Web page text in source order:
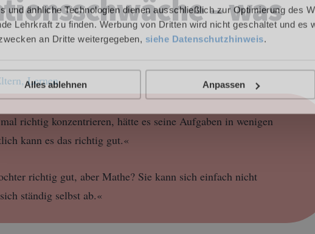
und änhliche Technologien dienen ausschließlich zur Optimierung des
Lehrkraft zu finden. Werbung von Dritten wird nicht geschaltet und es
an Dritte weitergegeben, siehe Datenschutzhinweis.
Alles ablehnen Anpassen
– was
,Lernen
richtig konzentrieren, hätte es seine Aufgaben in wenigen
kann es das richtig gut.«
richtig gut, aber Mathe? Sie kann sich einfach nicht
ständig selbst ab.«